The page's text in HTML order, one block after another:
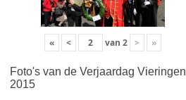
« < van 2 > »
Foto's van de Verjaardag Vieringen
2015